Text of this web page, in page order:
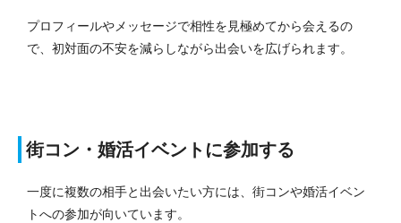
プロフィールやメッセージで相性を見極めてから会えるの
で、初対面の不安を減らしながら出会いを広げられます。
街コン・婚活イベントに参加する
一度に複数の相手と出会いたい方には、街コンや婚活イベン
トへの参加が向いています。